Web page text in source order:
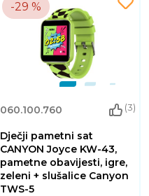
-29 %
060.100.760 (3)
Dječji pametni sat
CANYON Joyce KW-43,
pametne obavijesti, igre,
zeleni + slušalice Canyon
TWS-5